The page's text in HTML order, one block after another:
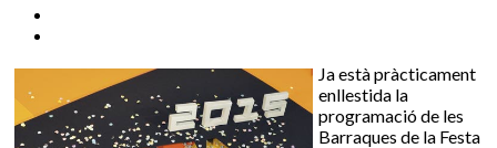
Ja està pràcticament
enllestida la
programació de les
Barraques de la Festa